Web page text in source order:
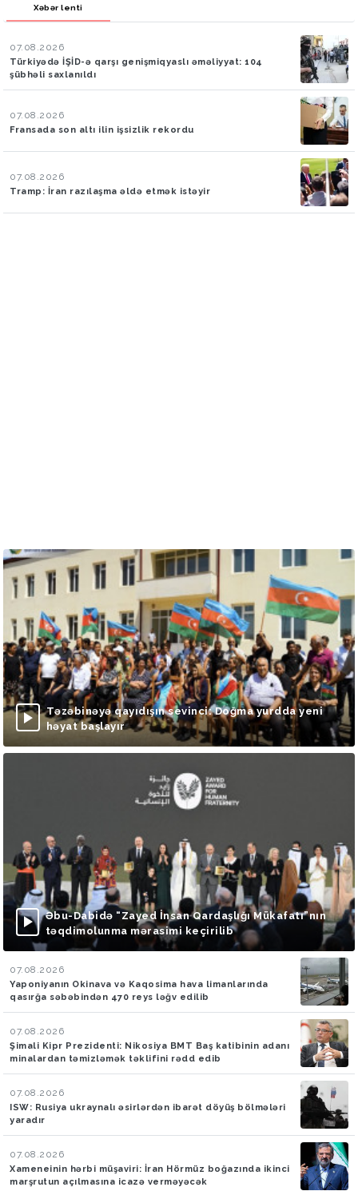
Xəbər lenti
07.08.2026
Türkiyədə İŞİD-ə qarşı genişmiqyaslı əməliyyat: 104
şübhəli saxlanıldı
07.08.2026
Fransada son altı ilin işsizlik rekordu
07.08.2026
Tramp: İran razılaşma əldə etmək istəyir
Təzəbinəyə qayıdışın sevinci: Doğma yurdda yeni
həyat başlayır
Əbu-Dabidə “Zayed İnsan Qardaşlığı Mükafatı”nın
təqdimolunma mərasimi keçirilib
07.08.2026
Yaponiyanın Okinava və Kaqosima hava limanlarında
qasırğa səbəbindən 470 reys ləğv edilib
07.08.2026
Şimali Kipr Prezidenti: Nikosiya BMT Baş katibinin adanı
minalardan təmizləmək təklifini rədd edib
07.08.2026
ISW: Rusiya ukraynalı əsirlərdən ibarət döyüş bölmələri
yaradır
07.08.2026
Xameneinin hərbi müşaviri: İran Hörmüz boğazında ikinci
marşrutun açılmasına icazə verməyəcək